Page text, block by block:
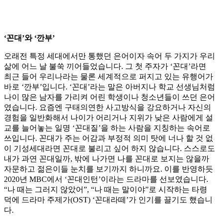
‘꼰대’와 ‘깐부’
오래전 특정 세대에서만 통했던 은어이자 속어 두 가지가 우리
삶에 어느 날 불쑥 끼어들었습니다. 그 첫 주자가 ‘꼰대’라면
최근 들어 우리나라는 물론 세계적으로 퍼지고 있는 유행어가
바로 ‘깐부’입니다. ‘꼰대’라는 말은 아버지나 학교 선생님처럼
나이 많은 남자를 가리켜 어린 학생이나 청소년들이 쓰던 은어
였습니다. 요즘엔 구태의연한 사고방식을 강요하거나 자신의
경험을 일반화해서 나이가 어리거나 지위가 낮은 사람에게 설
교를 늘어놓는 일명 ‘꼰대질’을 하는 사람을 지칭하는 속어로
쓰입니다. 꼰대가 주는 어감과 부정적 의미 탓에 너나 할 것 없
이 기성세대라면 꼰대로 불리고 싶어 하지 않습니다. 스스로도
내가 과연 꼰대일까, 밖에 나가면 나를 꼰대로 보지는 않을까
자문하고 젊은이들 눈치를 보기까지 하니까요. 이를 반영하듯
2020년 MBC에서 ‘꼰대인턴’이라는 드라마를 선보였습니다.
“나 때는 그러지 않았어”, “나 때는 말이야”로 시작하는 타령
덕에 드라마 주제가(OST) ‘꼰대라떼’가 인기를 끌기도 했습니
다.